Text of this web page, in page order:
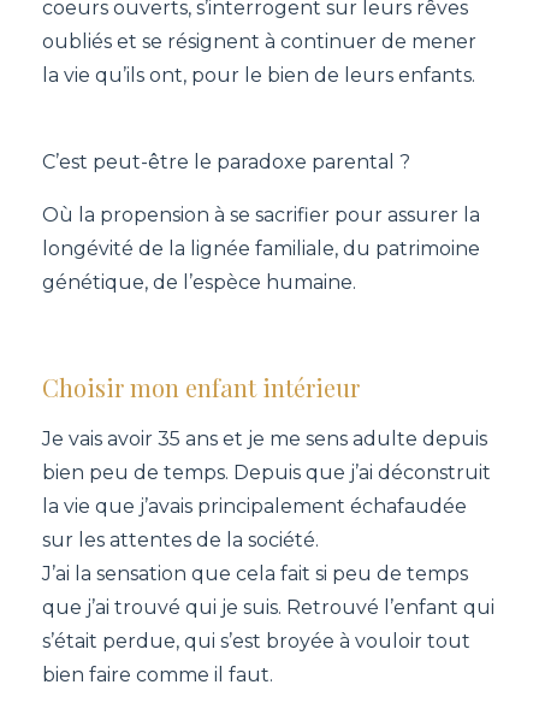
coeurs ouverts, s’interrogent sur leurs rêves
oubliés et se résignent à continuer de mener
la vie qu’ils ont, pour le bien de leurs enfants.
C’est peut-être le paradoxe parental ?
Où la propension à se sacrifier pour assurer la
longévité de la lignée familiale, du patrimoine
génétique, de l’espèce humaine.
Choisir mon enfant intérieur
Je vais avoir 35 ans et je me sens adulte depuis
bien peu de temps. Depuis que j’ai déconstruit
la vie que j’avais principalement échafaudée
sur les attentes de la société.
J’ai la sensation que cela fait si peu de temps
que j’ai trouvé qui je suis. Retrouvé l’enfant qui
s’était perdue, qui s’est broyée à vouloir tout
bien faire comme il faut.